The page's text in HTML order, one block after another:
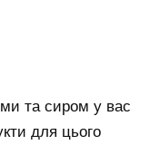
та сиром у вас
для цього